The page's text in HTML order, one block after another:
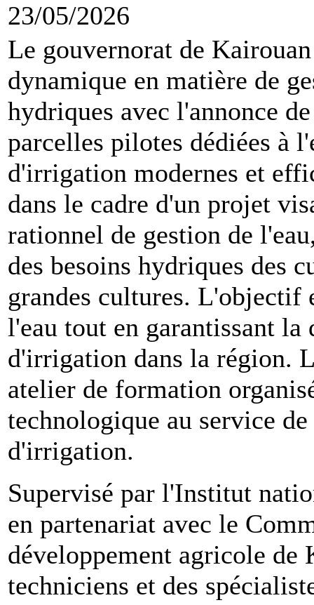
23/05/2026
Le gouvernorat de
dynamique en matière de
hydriques avec l'annonce
parcelles pilotes dédiées à
d'irrigation modernes et
dans le cadre d'un projet
rationnel de gestion de
des besoins hydriques des
grandes cultures.
l'eau tout en garantissant la
d'irrigation dans la région.
atelier de formation
technologique au service
d'irrigation.
Supervisé par l'Institut
en partenariat avec le
développement agricole de
techniciens et des